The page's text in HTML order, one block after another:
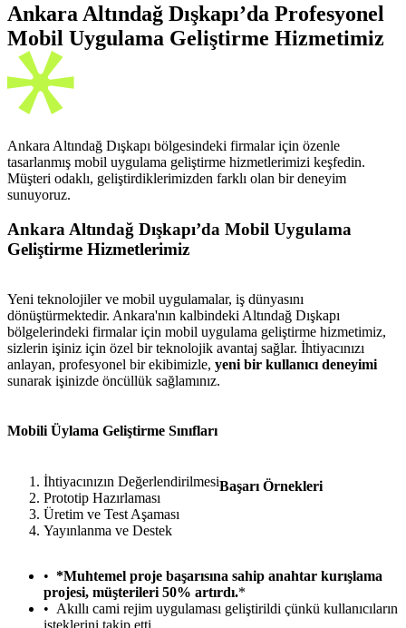
Ankara Altındağ Dışkapı’da Profesyonel
Mobil Uygulama Geliştirme Hizmetimiz
Ankara Altındağ Dışkapı bölgesindeki firmalar için özenle
tasarlanmış mobil uygulama geliştirme hizmetlerimizi keşfedin.
Müşteri odaklı, geliştirdiklerimizden farklı olan bir deneyim
sunuyoruz.
Ankara Altındağ Dışkapı’da Mobil Uygulama
Geliştirme Hizmetlerimiz
Yeni teknolojiler ve mobil uygulamalar, iş dünyasını
dönüştürmektedir. Ankara'nın kalbindeki Altındağ Dışkapı
bölgelerindeki firmalar için mobil uygulama geliştirme hizmetimiz,
sizlerin işiniz için özel bir teknolojik avantaj sağlar. İhtiyacınızı
anlayan, profesyonel bir ekibimizle, yeni bir kullanıcı deneyimi
sunarak işinizde öncüllük sağlamınız.
Mobili Üylama Geliştirme Sınıfları
İhtiyacınızın Değerlendirilmesi
Prototip Hazırlaması
Üretim ve Test Aşaması
Yayınlanma ve Destek
Başarı Örnekleri
*Muhtemel proje başarısına sahip anahtar kurışlama
projesi, müşterileri 50% artırdı.*
Akıllı cami rejim uygulaması geliştirildi çünkü kullanıcıların
isteklerini takip etti